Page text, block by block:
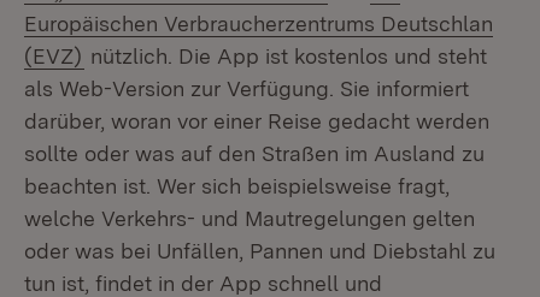
Europäischen Verbraucherzentrums Deutschlan
(EVZ) (Öffnet in neuem Fenster)
nützlich. Die App ist kostenlos und steht
als Web-Version zur Verfügung. Sie informiert
darüber, woran vor einer Reise gedacht werden
sollte oder was auf den Straßen im Ausland zu
beachten ist. Wer sich beispielsweise fragt,
welche Verkehrs- und Mautregelungen gelten
oder was bei Unfällen, Pannen und Diebstahl zu
tun ist, findet in der App schnell und